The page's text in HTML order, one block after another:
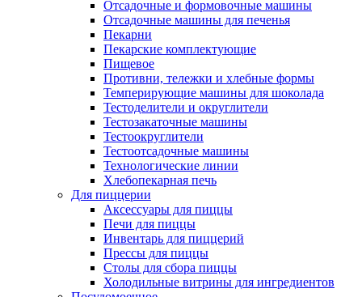
Отсадочные и формовочные машины
Отсадочные машины для печенья
Пекарни
Пекарские комплектующие
Пищевое
Противни, тележки и хлебные формы
Темперирующие машины для шоколада
Тестоделители и округлители
Тестозакаточные машины
Тестоокруглители
Тестоотсадочные машины
Технологические линии
Хлебопекарная печь
Для пиццерии
Аксессуары для пиццы
Печи для пиццы
Инвентарь для пиццерий
Прессы для пиццы
Столы для сбора пиццы
Холодильные витрины для ингредиентов